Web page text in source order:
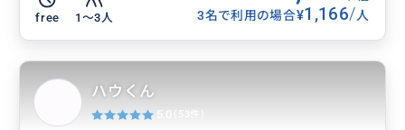
free 1〜3人
3名で利用の場合¥1,166/人
ハウくん
5.0 (53件)